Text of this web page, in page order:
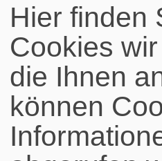
Hier finden
Cookies
die Ihnen
können